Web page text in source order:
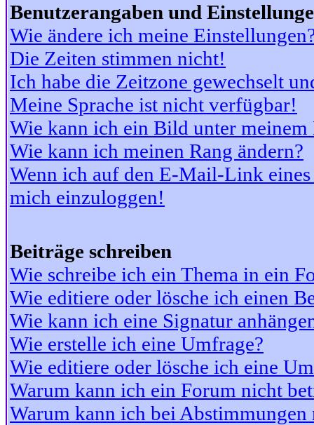
Benutzerangaben und
Wie ändere ich meine
Die Zeiten stimmen nicht!
Ich habe die Zeitzone gewechselt
Meine Sprache ist nicht verfügbar!
Wie kann ich ein Bild unter meinem
Wie kann ich meinen Rang ändern?
Wenn ich auf den E-Mail-Link
mich einzuloggen!
Beiträge schreiben
Wie schreibe ich ein Thema in ein
Wie editiere oder lösche ich einen
Wie kann ich eine Signatur
Wie erstelle ich eine Umfrage?
Wie editiere oder lösche ich eine
Warum kann ich ein Forum nicht
Warum kann ich bei